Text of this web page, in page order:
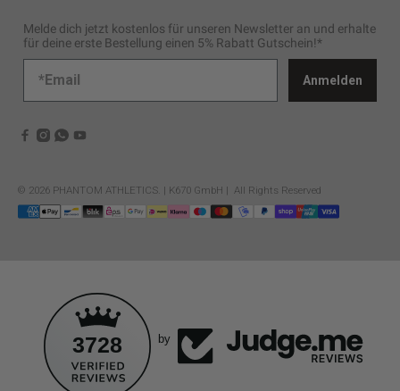
Melde dich jetzt kostenlos für unseren Newsletter an und erhalte
für deine erste Bestellung einen 5% Rabatt Gutschein!*
Anmelden
© 2026 PHANTOM ATHLETICS. | K670 GmbH | All Rights Reserved
3728 by